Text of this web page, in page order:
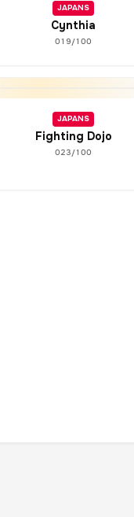
JAPANS
Cynthia
019/100
JAPANS
Fighting Dojo
023/100